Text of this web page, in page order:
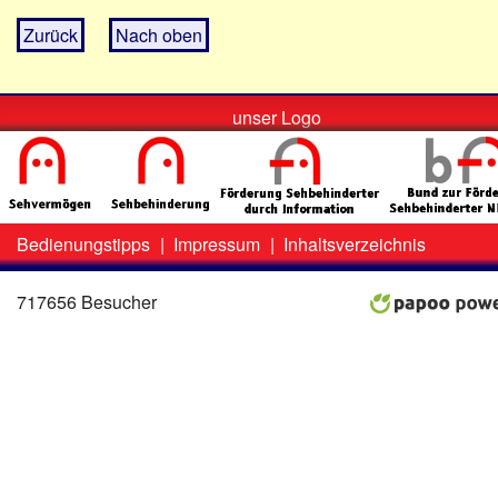
Zurück Nach oben
unser Logo
Zweit-
Menü
Bedienungstipps | Impressum | Inhaltsverzeichnis
717656 Besucher